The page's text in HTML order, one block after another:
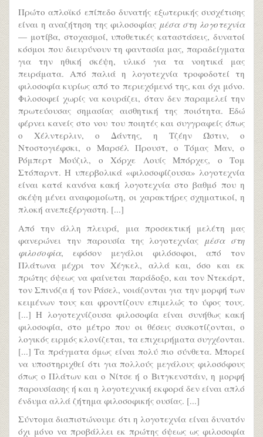
Πρώτο απλοϊκό επίπεδο δυνατής εξωτερικής συσχέτισης
είναι η αναζήτηση της φιλοσοφίας μέσα στη λογοτεχνία
— μοτίβα, στοχασμοί, υποθετικές καταστάσεις, δυνατοί
κόσμοι που διευρύνουν τη φαντασία μας, παραδείγματα
για την ηθική σκέψη, υλικό για τα νοητικά μας
πειράματα. Από παλιά η λογοτεχνία τροφοδοτεί τη
φιλοσοφία κυρίως από το περιεχόμενό της, και όχι μόνο.
Φιλοσοφεί χωρίς να κουράζει, όταν δεν παραμελεί την
πρωτεύουσας σημασίας αισθητική της ποιότητα. Εδώ
φέρνει κανείς στο νου του ποιητές και συγγραφείς όπως
ο Χέλντερλιν, ο Δάντης, η Τζέην Ώστιν, ο
Ντοστογιέφσκι, ο Μαρσέλ Προυστ, ο Τόμας Μαν, ο
Ρόμπερτ Μούζιλ, ο Χόρχε Λουίς Μπόρχες, ο Τομ
Στόπαρντ. Η υπερβολικά «φιλοσο­φίζουσα» λογοτεχνία
είναι κατά κανόνα κακή λογοτεχνία στο βαθμό που η
σκέψη μένει αναφομοίωτη, οι χαρακτήρες σχηματικοί, η
πλοκή ανεπεξέργαστη. [...]
Από την άλλη πλευρά, μια προσεκτική μελέτη μας
φανερώνει την παρουσία της λογοτεχνίας μέσα στη
φιλοσοφία, εφόσον μεγάλοι φιλόσοφοι, από τον
Πλάτωνα μέχρι τον Χέγκελ, αλλά και, όσο και εκ
πρώτης όψεως να φαίνεται παράδοξο, και τον Ντεκάρτ,
τον Σπινόζα ή τον Ράσελ, νοιάζονται για την μορφή των
κειμένων τους και φροντίζουν επιμελώς το ύφος τους.
[...] Η λογοτεχνίζουσα φιλοσοφία είναι συνήθως κακή
φιλοσοφία, στο μέτρο που οι θέσεις συσκοτίζονται, ο
λογικός ειρμός κλονίζεται, τα επιχειρήματα συγχέονται.
[...] Τα πράγματα όμως είναι πολύ πιο σύνθετα. Μπορεί
να υποστηριχθεί ότι για πολλούς μεγάλους φιλοσόφους
όπως ο Πλάτων και ο Νίτσε ή ο Βιτγκενστάιν, η μορφή
παρουσίασης ή και η λογοτεχνική εκφορά δεν είναι απλό
ένδυμα αλλά ζήτημα φιλοσοφικής ουσίας. [...]
Σύντομα διαπιστώνουμε ότι η λογοτεχνία είναι δυνατόν
όχι μόνο να προβάλλει εκ πρώτης όψεως ως φιλοσοφία